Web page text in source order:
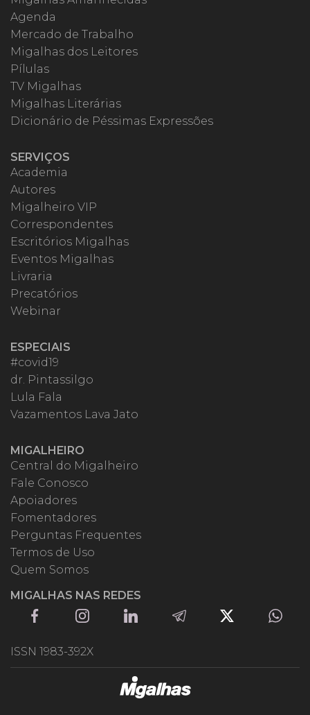
Agenda
Mercado de Trabalho
Migalhas dos Leitores
Pílulas
TV Migalhas
Migalhas Literárias
Dicionário de Péssimas Expressões
SERVIÇOS
Academia
Autores
Migalheiro VIP
Correspondentes
Escritórios Migalhas
Eventos Migalhas
Livraria
Precatórios
Webinar
ESPECIAIS
#covid19
dr. Pintassilgo
Lula Fala
Vazamentos Lava Jato
MIGALHEIRO
Central do Migalheiro
Fale Conosco
Apoiadores
Fomentadores
Perguntas Frequentes
Termos de Uso
Quem Somos
MIGALHAS NAS REDES
ISSN 1983-392X